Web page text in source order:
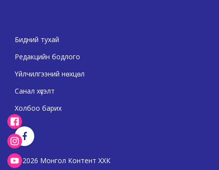
Бидний тухай
Редакцийн бодлого
Үйлчилгээний нөхцөл
Санал хүсэлт
Холбоо барих
2026 Монгол Контент ХХК